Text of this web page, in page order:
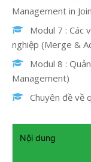
Management in
Modul 7 : Các
nghiệp (Merge &
Modul 8 :
Management)
Chuyên đề về
Nội dung